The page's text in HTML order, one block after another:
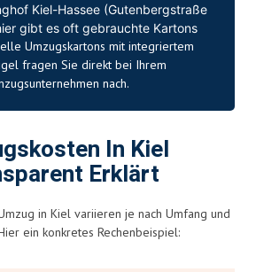
Kiel-Hassee (Gutenbergstraße
gibt es oft gebrauchte Kartons
Umzugskartons mit integriertem
fragen Sie direkt bei Ihrem
nach.
In Kiel
Erklärt
in Kiel variieren je nach Umfang und
ein konkretes Rechenbeispiel: